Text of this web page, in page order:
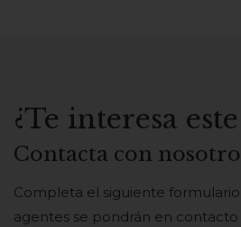
¿Te interesa
Contacta con
Completa el siguiente
agentes se pondrán en